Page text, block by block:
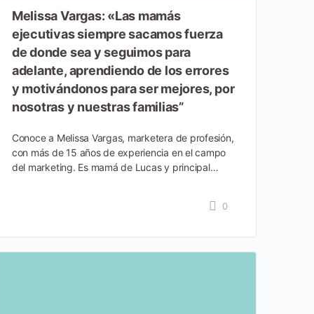
Melissa Vargas: «Las mamás
ejecutivas siempre sacamos fuerza
de donde sea y seguimos para
adelante, aprendiendo de los errores
y motivándonos para ser mejores, por
nosotras y nuestras familias”
Conoce a Melissa Vargas, marketera de profesión,
con más de 15 años de experiencia en el campo
del marketing. Es mamá de Lucas y principal…
0